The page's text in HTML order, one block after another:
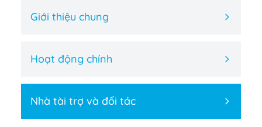
Giới thiệu chung
Hoạt động chính
Nhà tài trợ và đối tác